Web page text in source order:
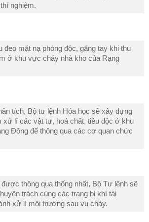
nghiệm.
đeo mặt nạ phòng độc, găng tay khi thu
ở khu vực cháy nhà kho của Rạng
tích, Bộ tư lệnh Hóa học sẽ xây dựng
xử lí các vật tư, hoá chất, tiêu độc ở khu
Đông để thông qua các cơ quan chức
thông qua thống nhất, Bộ Tư lệnh sẽ
trách cùng các trang bị khí tài
xử lí môi trường sau vụ cháy.